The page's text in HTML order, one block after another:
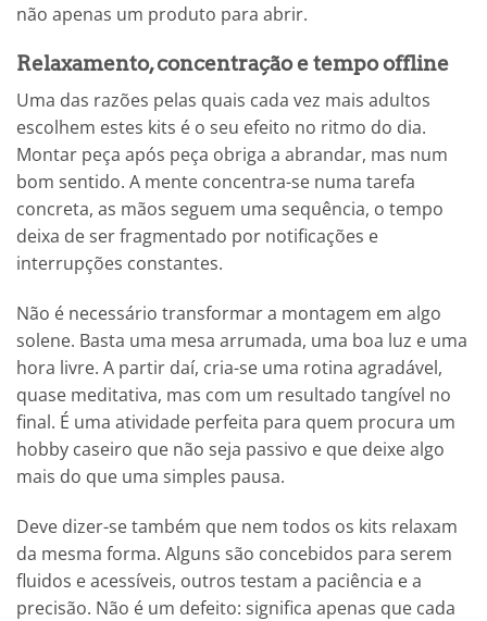
não apenas um produto para abrir.
Relaxamento, concentração e tempo offline
Uma das razões pelas quais cada vez mais adultos
escolhem estes kits é o seu efeito no ritmo do dia.
Montar peça após peça obriga a abrandar, mas num
bom sentido. A mente concentra-se numa tarefa
concreta, as mãos seguem uma sequência, o tempo
deixa de ser fragmentado por notificações e
interrupções constantes.
Não é necessário transformar a montagem em algo
solene. Basta uma mesa arrumada, uma boa luz e uma
hora livre. A partir daí, cria-se uma rotina agradável,
quase meditativa, mas com um resultado tangível no
final. É uma atividade perfeita para quem procura um
hobby caseiro que não seja passivo e que deixe algo
mais do que uma simples pausa.
Deve dizer-se também que nem todos os kits relaxam
da mesma forma. Alguns são concebidos para serem
fluidos e acessíveis, outros testam a paciência e a
precisão. Não é um defeito: significa apenas que cada